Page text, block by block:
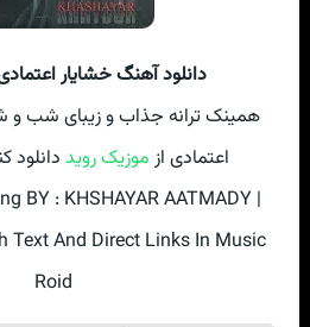
دانلود آهنگ خشایار
همینک ترانه جذاب و زیبای شب و
اعتمادی از موزیک روید
BY : KHSHAYAR AATMADY |
Text And Direct Links In Music
Roid